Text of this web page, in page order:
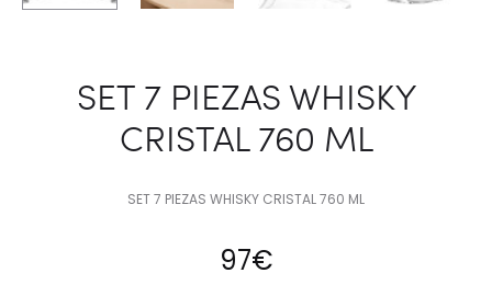
SET 7 PIEZAS WHISKY
CRISTAL 760 ML
SET 7 PIEZAS WHISKY CRISTAL 760 ML
97€